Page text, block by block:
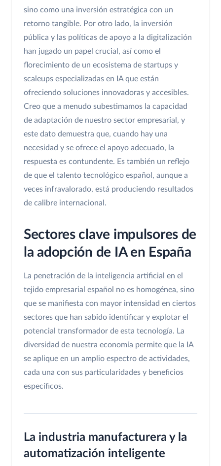
sino como una inversión estratégica con un
retorno tangible. Por otro lado, la inversión
pública y las políticas de apoyo a la digitalización
han jugado un papel crucial, así como el
florecimiento de un ecosistema de startups y
scaleups especializadas en IA que están
ofreciendo soluciones innovadoras y accesibles.
Creo que a menudo subestimamos la capacidad
de adaptación de nuestro sector empresarial, y
este dato demuestra que, cuando hay una
necesidad y se ofrece el apoyo adecuado, la
respuesta es contundente. Es también un reflejo
de que el talento tecnológico español, aunque a
veces infravalorado, está produciendo resultados
de calibre internacional.
Sectores clave impulsores de
la adopción de IA en España
La penetración de la inteligencia artificial en el
tejido empresarial español no es homogénea, sino
que se manifiesta con mayor intensidad en ciertos
sectores que han sabido identificar y explotar el
potencial transformador de esta tecnología. La
diversidad de nuestra economía permite que la IA
se aplique en un amplio espectro de actividades,
cada una con sus particularidades y beneficios
específicos.
La industria manufacturera y la
automatización inteligente